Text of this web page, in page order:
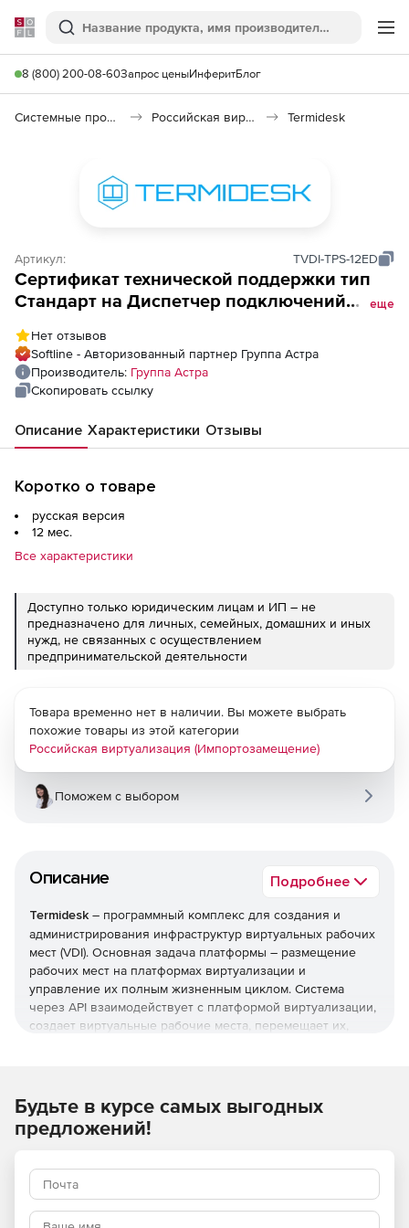
Softline
Поиск
8 (800) 200-08-60Запрос ценыИнферитБлог
Системные программы Российская виртуализация (Импортозамещение) Termidesk
Артикул: TVDI-TPS-12ED
Сертификат технической поддержки тип
Стандарт на Диспетчер подключений
конкурентное соединение для oVirt,
VMware, для образовательных
организаций и библиотек на 12 мес
еще
Нет отзывов
Softline - Авторизованный партнер Группа Астра
Производитель: Группа Астра
Скопировать ссылку
Описание Характеристики Отзывы
Коротко о товаре
русская версия
12 мес.
Все характеристики
Доступно только юридическим лицам и ИП – не
предназначено для личных, семейных, домашних и иных
нужд, не связанных с осуществлением
предпринимательской деятельности
Описание Подробнее
Termidesk – программный комплекс для создания и
администрирования инфраструктур виртуальных рабочих
мест (VDI). Основная задача платформы – размещение
рабочих мест на платформах виртуализации и
управление их полным жизненным циклом. Система
через API взаимодействует с платформой виртуализации,
создает виртуальные рабочие места, перемещает их,
Основные возможности:
подключение к Виртуальным Рабочим Местам (ВРМ)
происходит с помощью любого современного
браузера с поддержкой HTML5 или специального
Товара временно нет в наличии. Вы можете выбрать
похожие товары из этой категории
Российская виртуализация (Импортозамещение)
Поможем с выбором
Будьте в курсе самых выгодных
предложений!